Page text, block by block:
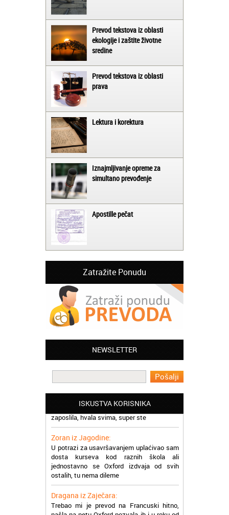
Prevod tekstova iz oblasti
ekologije i zaštite životne
sredine
Prevod tekstova iz oblasti
prava
Lektura i korektura
Iznajmljivanje opreme za
simultano prevođenje
Apostille pečat
Zatražite Ponudu
NEWSLETTER
ISKUSTVA KORISNIKA
Jelena iz Niša:
Mogu da pohvalim sve zaposlene u
Akademiji Oxford u Nišu jer su stvarno
Milica iz Beograda:
Zahvaljujuću akademiji Oxford ja se
zaposlila, hvala svima, super ste
Zoran iz Jagodine:
U potrazi za usavršavanjem uplaćivao sam
dosta kurseva kod raznih škola ali
jednostavno se Oxford izdvaja od svih
ostalih, tu nema dileme
Dragana iz Zaječara:
Trebao mi je prevod na Francuski hitno,
našla na netu Oxford pozvala ih i u roku od
nekoliko sati dobila prevod na email,